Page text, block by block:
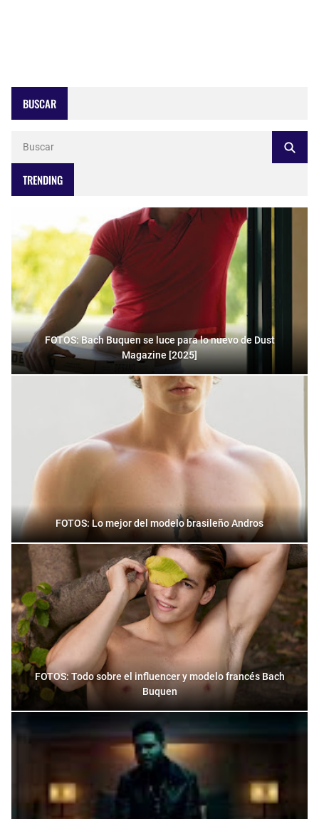
BUSCAR
TRENDING
FOTOS: Bach Buquen se luce para lo nuevo de Dust
Magazine [2025]
FOTOS: Lo mejor del modelo brasileño Andros
FOTOS: Todo sobre el influencer y modelo francés Bach
Buquen